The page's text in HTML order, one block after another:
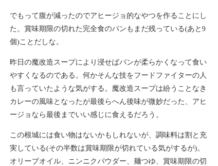
でもって腹が減ったのでアヒージョ的なやつを作ることにし
た。賞味期限の切れた完全食のパンもまだ残っている(あと9
個)ことだしな。
昨日の魔改造スープにより浸せばパンが柔らかくなって食い
やすくなるのである。何かそんな技をフードファイターの人
も言っていたような気がする。魔改造スープは紛うことなき
カレーの風味となったが最後らへん後味が微妙だった、アヒ
ージョなら最後までいい感じに食えるだろう。
この根城には食い物はないかもしれないが、調味料は割と充
実している(その半数は賞味期限が切れている気がするが)。
オリーブオイル、ニンニクパウダー、麺つゆ、賞味期限の切